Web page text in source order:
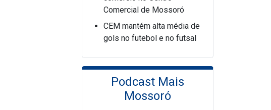
Comercial de Mossoró
CEM mantém alta média de
gols no futebol e no futsal
Podcast Mais
Mossoró